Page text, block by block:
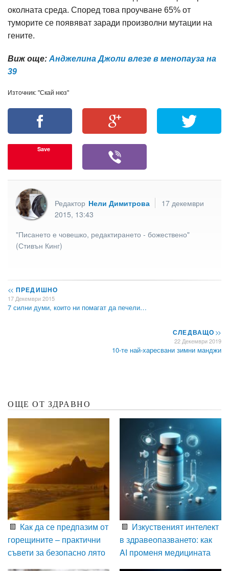
околната среда. Според това проучване 65% от
туморите се появяват заради произволни мутации на
гените.
Виж още: Анджелина Джоли влезе в менопауза на
39
Източник: "Скай нюз"
Save
Редактор Нели Димитрова
17 декември
2015, 13:43
"Писането е човешко, редактирането - божествено"
(Стивън Кинг)
<< ПРЕДИШНО
17 Декември 2015
7 силни думи, които ни помагат да печели…
СЛЕДВАЩО>>
22 Декември 2019
10-те най-харесвани зимни манджи
ОЩЕ ОТ ЗДРАВНО
Как да се предпазим от
горещините – практични
съвети за безопасно лято
Изкуственият интелект
в здравеопазването: как
AI променя медицината